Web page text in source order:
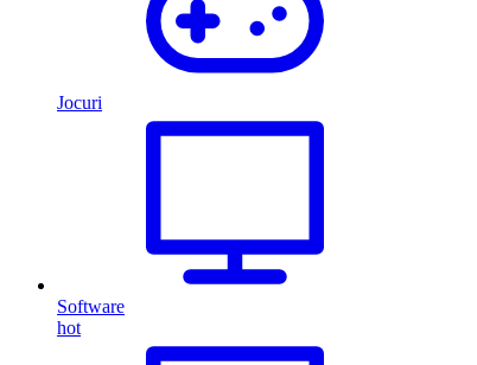
Jocuri
Software
hot